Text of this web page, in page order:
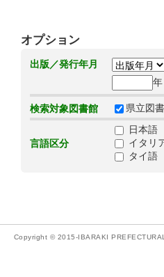
オプション
出版／発行年月
年
検索対象図書館 県立図
言語区分
日本語
イタリ
タイ語
Copyright © 2015-IBARAKI